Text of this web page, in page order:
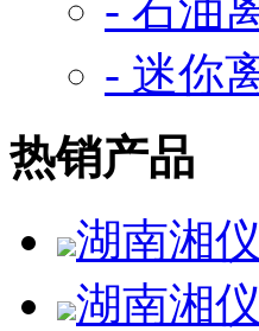
- 迷你
热销产品
湖南湘
湖南湘